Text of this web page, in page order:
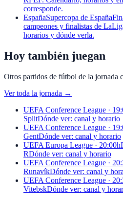
corresponde.
EspañaSupercopa de España
campeones y finalistas de
horarios y dónde verla.
Hoy también juegan
Otros partidos de fútbol de la jornada
Ver toda la jornada →
UEFA Conference League ·
SplitDónde ver: canal y horario
UEFA Conference League ·
GentDónde ver: canal y horario
UEFA Europa League · 20:00h
RDónde ver: canal y horario
UEFA Conference League ·
RunavíkDónde ver: canal y
UEFA Conference League ·
VitebskDónde ver: canal y